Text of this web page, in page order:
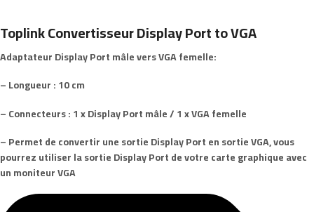
Toplink Convertisseur Display Port to VGA
Adaptateur Display Port mâle vers VGA femelle:
– Longueur : 10 cm
– Connecteurs : 1 x Display Port mâle / 1 x VGA femelle
– Permet de convertir une sortie Display Port en sortie VGA, vous
pourrez utiliser la sortie Display Port de votre carte graphique avec
un moniteur VGA